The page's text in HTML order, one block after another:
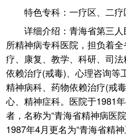
特色专科：一疗区、二
详细介绍：青海省第三
所精神病专科医院，担负着
疗、康复、教学、科研、司
依赖治疗(戒毒)、心理咨询等
精神病科、药物依赖治疗(戒
心、精神症科。医院于1981
者，名称为“青海省精神病医
1987年4月更名为“青海省精